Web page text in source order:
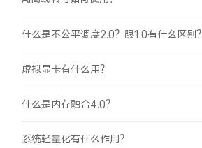
什么是不公平调度2.0？跟1.0有什么区别？
虚拟显卡有什么用？
什么是内存融合4.0？
系统轻量化有什么作用？